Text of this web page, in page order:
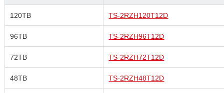
120TB TS-2RZH120T12D
96TB TS-2RZH96T12D
72TB TS-2RZH72T12D
48TB TS-2RZH48T12D